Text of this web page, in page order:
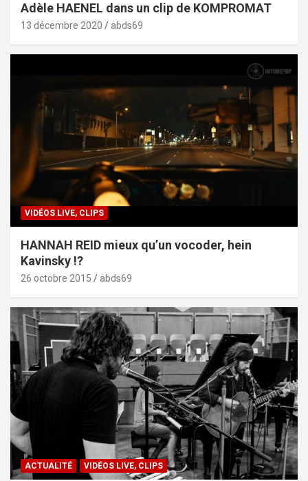
Adèle HAENEL dans un clip de KOMPROMAT
13 décembre 2020 abds69
VIDÉOS LIVE, CLIPS
HANNAH REID mieux qu’un vocoder, hein
Kavinsky !?
26 octobre 2015 abds69
ACTUALITÉ VIDÉOS LIVE, CLIPS